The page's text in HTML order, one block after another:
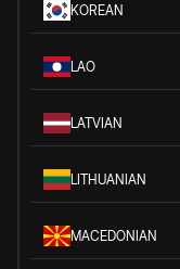
KOREAN
LAO
LATVIAN
LITHUANIAN
MACEDONIAN